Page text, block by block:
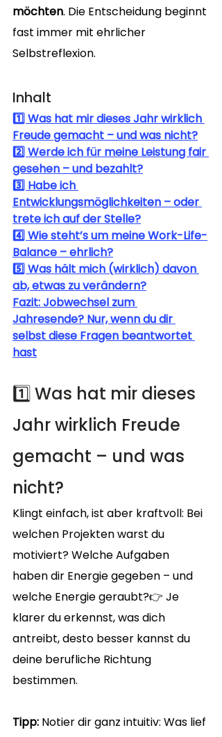
möchten. Die Entscheidung beginnt
fast immer mit ehrlicher
Selbstreflexion.
Inhalt
1️⃣ Was hat mir dieses Jahr wirklich
Freude gemacht – und was nicht?
2️⃣ Werde ich für meine Leistung fair
gesehen – und bezahlt?
3️⃣ Habe ich
Entwicklungsmöglichkeiten – oder
trete ich auf der Stelle?
4️⃣ Wie steht’s um meine Work-Life-
Balance – ehrlich?
5️⃣ Was hält mich (wirklich) davon
ab, etwas zu verändern?
Fazit: Jobwechsel zum
Jahresende? Nur, wenn du dir
selbst diese Fragen beantwortet
hast
1️⃣ Was hat mir dieses
Jahr wirklich Freude
gemacht – und was
nicht?
Klingt einfach, ist aber kraftvoll: Bei
welchen Projekten warst du
motiviert? Welche Aufgaben
haben dir Energie gegeben – und
welche Energie geraubt?👉 Je
klarer du erkennst, was dich
antreibt, desto besser kannst du
deine berufliche Richtung
bestimmen.
Tipp: Notier dir ganz intuitiv: Was lief